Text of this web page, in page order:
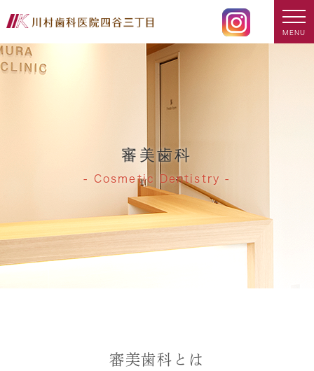
MENU
審美歯科
Cosmetic Dentistry
審美歯科とは